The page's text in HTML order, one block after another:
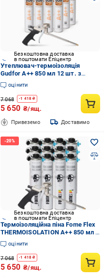
Безкоштовна доставка
в поштомати Епіцентр
Утеплювач-термоізоляція
Gudfor A++ 850 мл 12 шт. з
пістолетом (03-9-1-029-12)
оцінити
7 068 -1 418 ₴
5 650 ₴/ящ.
Привеземо Доставимо
Безкоштовна доставка
в поштомати Епіцентр
Термоізоляційна піна Fome Flex
THERMOISOLATION A++ 850 мл з
пістолетом Блакитний (01-3-2-
022-12)
оцінити
7 068 -1 418 ₴
5 650 ₴/ящ.